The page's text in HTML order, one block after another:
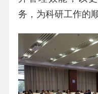
务，为科研工作的